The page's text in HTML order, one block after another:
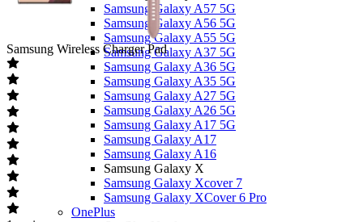
Samsung Galaxy A57 5G
Samsung Galaxy A56 5G
Samsung Galaxy A55 5G
Samsung Galaxy A37 5G
Samsung Galaxy A36 5G
Samsung Galaxy A35 5G
Samsung Galaxy A27 5G
Samsung Galaxy A26 5G
Samsung Galaxy A17 5G
Samsung Galaxy A17
Samsung Galaxy A16
Samsung Galaxy X
Samsung Galaxy Xcover 7
Samsung Galaxy XCover 6 Pro
OnePlus
Samsung Wireless Charger Pad